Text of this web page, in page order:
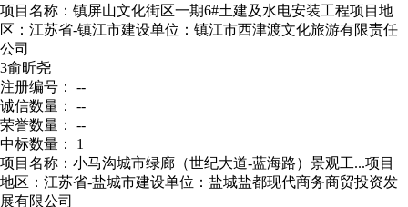
项目名称：镇屏山文化街区一期6#土建及水电安装工程项目地
区：江苏省-镇江市建设单位：镇江市西津渡文化旅游有限责任
公司
3俞昕尧
注册编号： --
诚信数量： --
荣誉数量： --
中标数量： 1
项目名称：小马沟城市绿廊（世纪大道-蓝海路）景观工...项目
地区：江苏省-盐城市建设单位：盐城盐都现代商务商贸投资发
展有限公司